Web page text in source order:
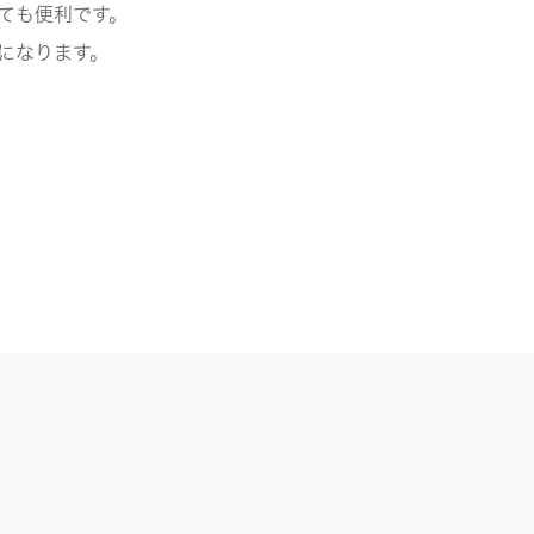
便利です。
ります。